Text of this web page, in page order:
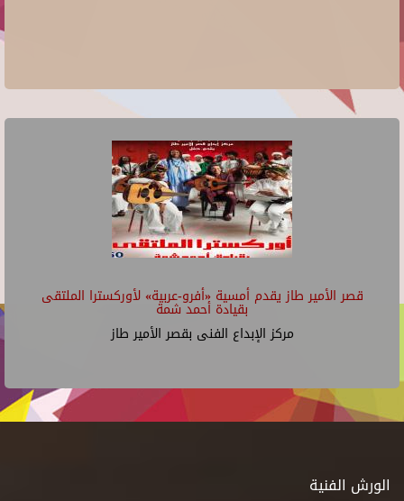
قصر الأمير طاز يقدم أمسية «أفرو-عربية» لأوركسترا الملتقى
بقيادة أحمد شمة
مركز الإبداع الفنى بقصر الأمير طاز
الورش الفنية